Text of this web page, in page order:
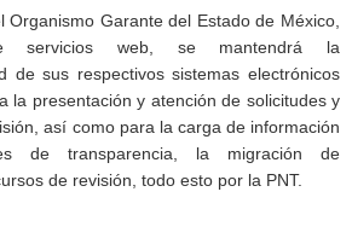
Organismo Garante del Estado de México,
servicios web, se mantendrá la
de sus respectivos sistemas electrónicos
la presentación y atención de solicitudes y
así como para la carga de información
de transparencia, la migración de
de revisión, todo esto por la PNT.